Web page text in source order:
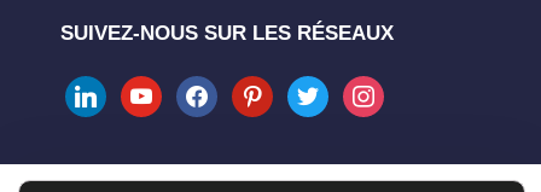
SUIVEZ-NOUS SUR LES RÉSEAUX
linkedinyoutubefacebookpinteresttwitter instagram